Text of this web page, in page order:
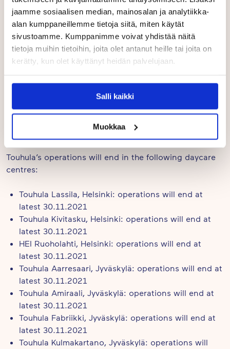
jaamme sosiaalisen median, mainosalan ja analytiikka-
alan kumppaneillemme tietoja siitä, miten käytät
sivustoamme. Kumppanimme voivat yhdistää näitä
tietoja muihin tietoihin, joita olet antanut heille tai joita on
kerätty, kun olet käyttänyt heidän palvelujaan.
Salli kaikki
Muokkaa
Regarding the daycare centres to be closed, Touhula
will be in more detail contact with the staff, parents,
municipalities, and landlords and will provide
instructions for the future. The exact number of
redundancies will become clear after the redeployment
Daycare centre whose continuation were secured:
Touhula Vappula, Lohja
Touhula’s operations will end in the following daycare
centres:
Touhula Lassila, Helsinki: operations will end at
latest 30.11.2021
Touhula Kivitasku, Helsinki: operations will end at
latest 30.11.2021
HEI Ruoholahti, Helsinki: operations will end at
latest 30.11.2021
Touhula Aarresaari, Jyväskylä: operations will end at
latest 30.11.2021
Touhula Amiraali, Jyväskylä: operations will end at
latest 30.11.2021
Touhula Fabriikki, Jyväskylä: operations will end at
latest 30.11.2021
Touhula Kulmakartano, Jyväskylä: operations will